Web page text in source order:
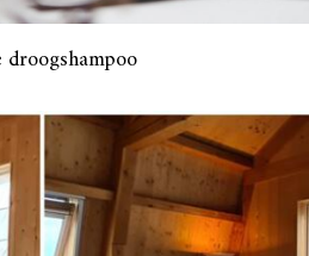
droogshampoo